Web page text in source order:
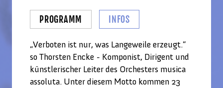
PROGRAMM INFOS
„Verboten ist nur, was Langeweile erzeugt.”
so Thorsten Encke - Komponist, Dirigent und
künstlerischer Leiter des Orchesters musica
assoluta. Unter diesem Motto kommen 23